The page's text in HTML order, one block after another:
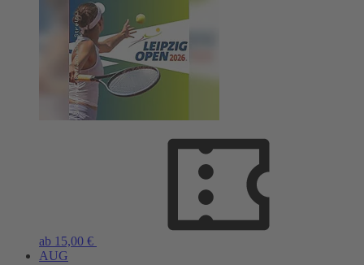
ab 15,00 €
AUG